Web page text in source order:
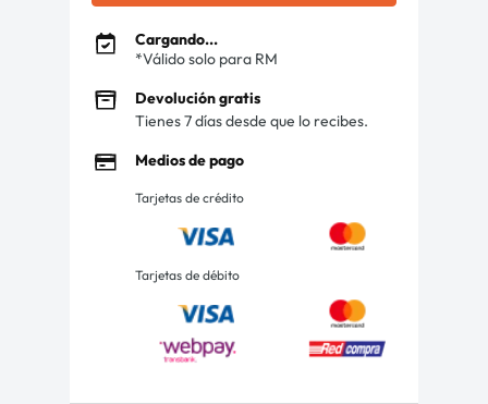
Cargando...
*Válido solo para RM
Devolución gratis
Tienes 7 días desde que lo recibes.
Medios de pago
Tarjetas de crédito
Tarjetas de débito